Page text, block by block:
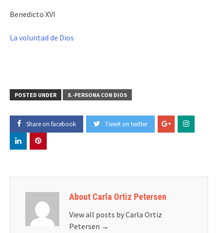
Benedicto XVI
La voluntad de Dios
POSTED UNDER 8.-PERSONA CON DIOS
Share on facebook Tweet on twitter
About Carla Ortiz Petersen
View all posts by Carla Ortiz
Petersen →